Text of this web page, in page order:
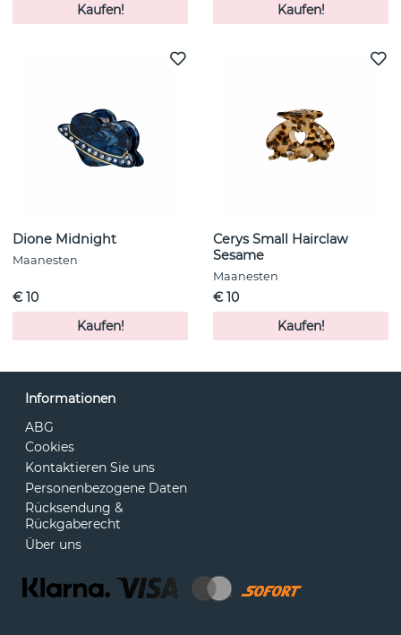
Kaufen!
Kaufen!
Dione Midnight
Maanesten
€ 10
Kaufen!
Cerys Small Hairclaw
Sesame
Maanesten
€ 10
Kaufen!
Informationen
ABG
Cookies
Kontaktieren Sie uns
Personenbezogene Daten
Rücksendung &
Rückgaberecht
Über uns